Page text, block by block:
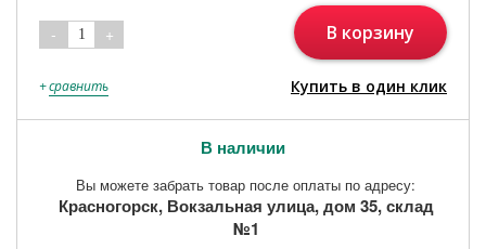
- 1 + В корзину
+сравнить Купить в один клик
В наличии
Вы можете забрать товар после оплаты по адресу:
Красногорск, Вокзальная улица, дом 35, склад
№1